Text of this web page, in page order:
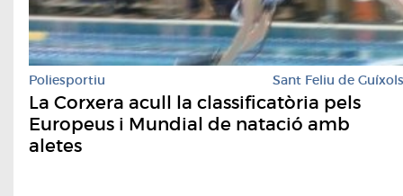
Poliesportiu Sant Feliu de Guíxols
La Corxera acull la classificatòria pels
Europeus i Mundial de natació amb
aletes